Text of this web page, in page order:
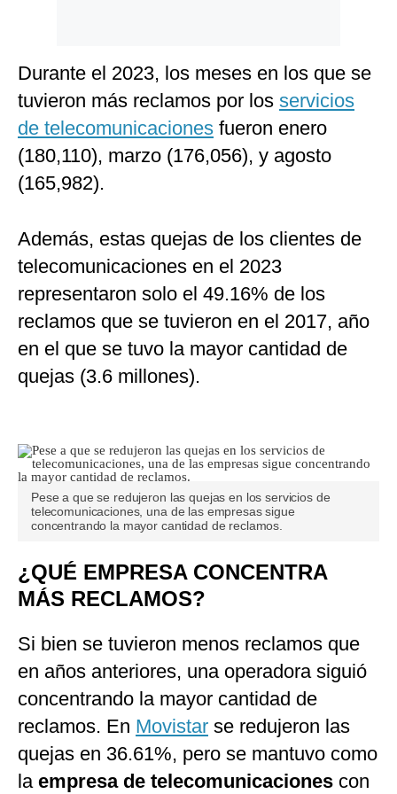
Durante el 2023, los meses en los que se
tuvieron más reclamos por los servicios
de telecomunicaciones fueron enero
(180,110), marzo (176,056), y agosto
(165,982).
Además, estas quejas de los clientes de
telecomunicaciones en el 2023
representaron solo el 49.16% de los
reclamos que se tuvieron en el 2017, año
en el que se tuvo la mayor cantidad de
quejas (3.6 millones).
Pese a que se redujeron las quejas en los servicios de
telecomunicaciones, una de las empresas sigue
concentrando la mayor cantidad de reclamos.
¿QUÉ EMPRESA CONCENTRA
MÁS RECLAMOS?
Si bien se tuvieron menos reclamos que
en años anteriores, una operadora siguió
concentrando la mayor cantidad de
reclamos. En Movistar se redujeron las
quejas en 36.61%, pero se mantuvo como
laempresa de telecomunicaciones con